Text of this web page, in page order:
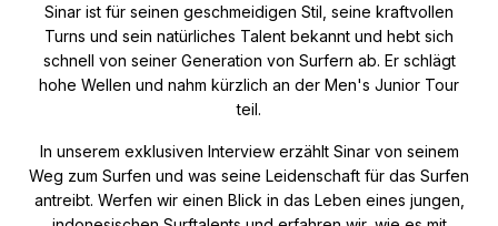
Sinar ist für seinen geschmeidigen Stil, seine kraftvollen
Turns und sein natürliches Talent bekannt und hebt sich
schnell von seiner Generation von Surfern ab. Er schlägt
hohe Wellen und nahm kürzlich an der Men's Junior Tour
teil.
In unserem exklusiven Interview erzählt Sinar von seinem
Weg zum Surfen und was seine Leidenschaft für das Surfen
antreibt. Werfen wir einen Blick in das Leben eines jungen,